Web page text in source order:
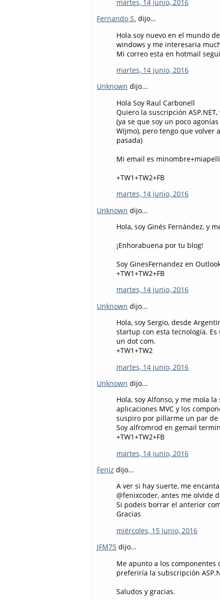
martes, 14 junio, 2016
Fernando S. dijo...
Hola soy nuevo en el mundo
windows y me interesaria
Mi correo esta en hotmail
martes, 14 junio, 2016
Unknown dijo...
Hola Soy Raul Carbonell
Quiero la suscripción
(ya se que soy un poco
Wijmo), pero tengo que volver
pasada)
Mi email es
+TW1+TW2+FB
martes, 14 junio, 2016
Unknown dijo...
Hola, soy Ginés Fernández, y
¡Enhorabuena por tu blog!
Soy GinesFernandez en
+TW1+TW2+FB
martes, 14 junio, 2016
Unknown dijo...
Hola, soy Sergio, desde
startup con esta tecnología.
un dot com.
+TW1+TW2
martes, 14 junio, 2016
Unknown dijo...
Hola, soy Alfonso, y me mola
aplicaciones MVC y los
suspiro por pillarme un par de
Soy alfromrod en gemail
+TW1+TW2+FB
martes, 14 junio, 2016
Feniz dijo...
A ver si hay suerte, me
@fenixcoder, antes me olvide
Si podeis borrar el anterior
Gracias
miércoles, 15 junio, 2016
JFM75 dijo...
Me apunto a los componentes
preferiría la subscripción
Saludos y gracias.